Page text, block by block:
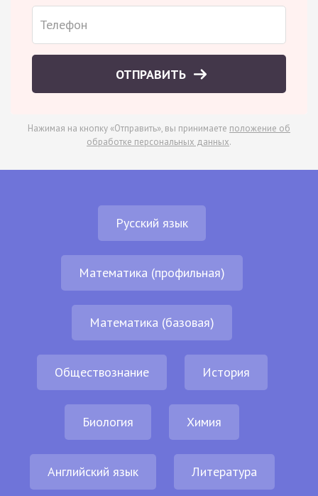
ОТПРАВИТЬ
Нажимая на кнопку «Отправить», вы принимаете положение об
обработке персональных данных.
Русский язык
Математика (профильная)
Математика (базовая)
Обществознание История
Биология Химия
Английский язык Литература